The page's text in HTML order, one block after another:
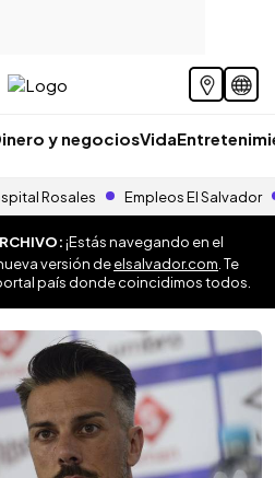
y negociosVida
Rosales Empleos El Salvador
¡Estás navegando en el
versión deelsalvador.com . Te
país donde coincidimos todos.